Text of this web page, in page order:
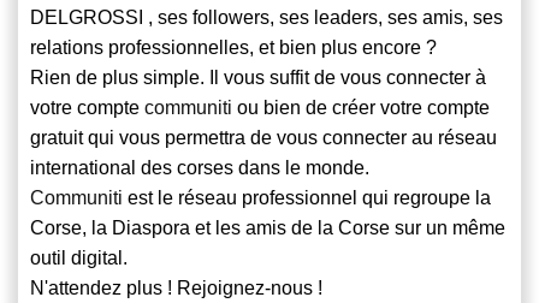
DELGROSSI , ses followers, ses leaders, ses amis, ses
relations professionnelles, et bien plus encore ?
Rien de plus simple. Il vous suffit de vous connecter à
votre compte communiti ou bien de créer votre compte
gratuit qui vous permettra de vous connecter au réseau
international des corses dans le monde.
Communiti est le réseau professionnel qui regroupe la
Corse, la Diaspora et les amis de la Corse sur un même
outil digital.
N'attendez plus ! Rejoignez-nous !